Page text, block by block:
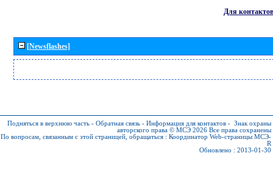
Для контактов
[Newsflashes]
Подняться в верхнюю часть - Обратная связь - Информация для контактов - Знак охраны
авторского права © МСЭ 2026 Все права сохранены
По вопросам, связанным с этой страницей, обращаться : Координатор Web-страницы МСЭ-
R
Обновлено : 2013-01-30